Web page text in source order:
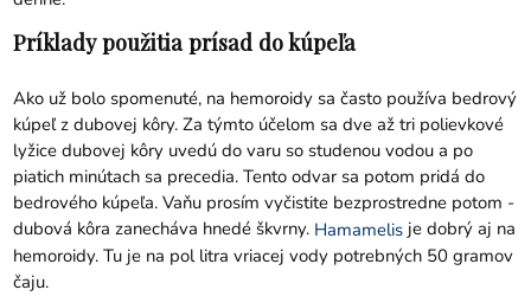
Príklady použitia prísad do kúpeľa
Ako už bolo spomenuté, na hemoroidy sa často používa bedrový
kúpeľ z dubovej kôry. Za týmto účelom sa dve až tri polievkové
lyžice dubovej kôry uvedú do varu so studenou vodou a po
piatich minútach sa precedia. Tento odvar sa potom pridá do
bedrového kúpeľa. Vaňu prosím vyčistite bezprostredne potom -
dubová kôra zanecháva hnedé škvrny. Hamamelis je dobrý aj na
hemoroidy. Tu je na pol litra vriacej vody potrebných 50 gramov
čaju.